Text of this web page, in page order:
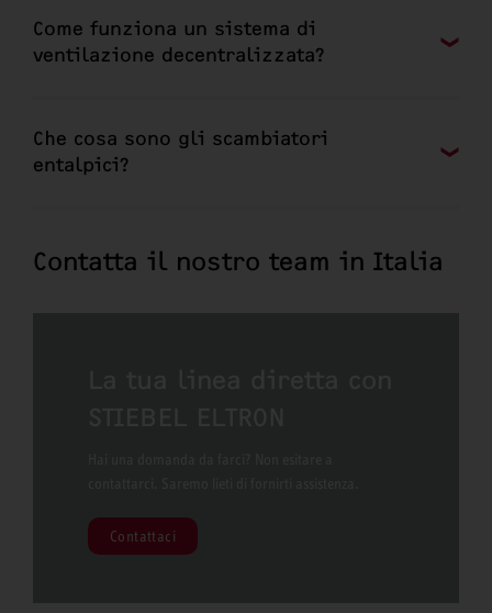
Come funziona un sistema di
ventilazione decentralizzata?
Che cosa sono gli scambiatori
entalpici?
Contatta il nostro team in Italia
Contattaci